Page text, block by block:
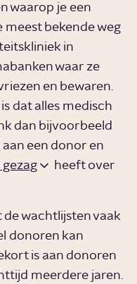
waarop je een
meest bekende weg
in
waar ze
en bewaren.
dat alles medisch
dan bijvoorbeeld
een donor en
heeft over
de wachtlijsten vaak
donoren kan
is aan donoren
meerdere jaren.